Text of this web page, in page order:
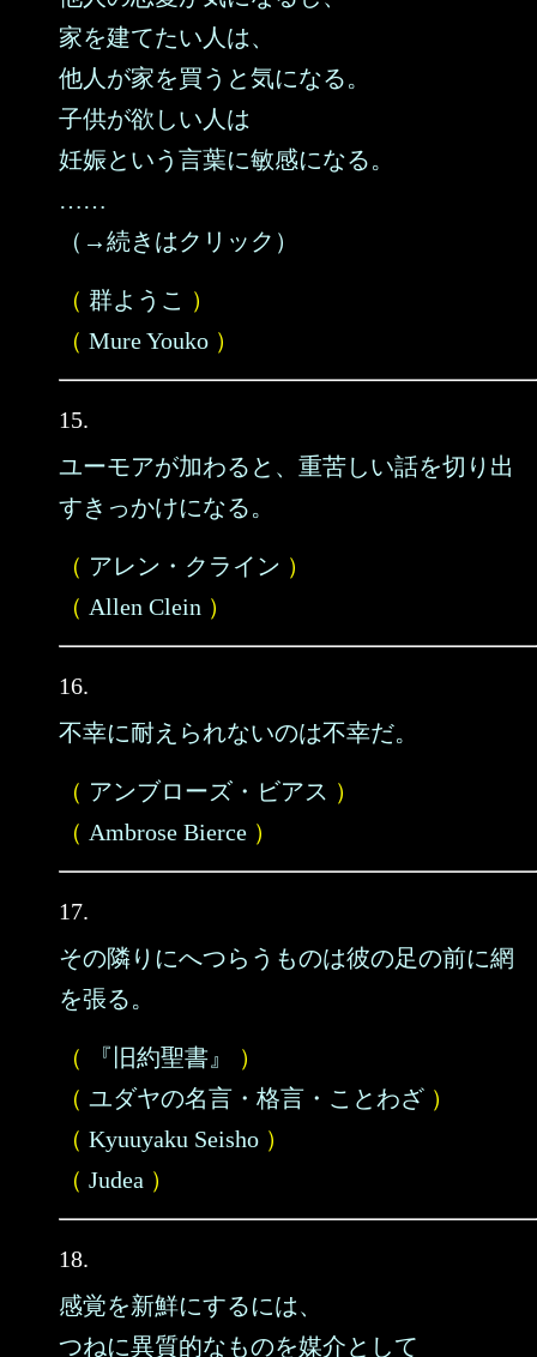
家を建てたい人は、
他人が家を買うと気になる。
子供が欲しい人は
妊娠という言葉に敏感になる。
……
（→続きはクリック）
（ 群ようこ ）
（ Mure Youko ）
15.
ユーモアが加わると、重苦しい話を切り出
すきっかけになる。
（ アレン・クライン ）
（ Allen Clein ）
16.
不幸に耐えられないのは不幸だ。
（ アンブローズ・ビアス ）
（ Ambrose Bierce ）
17.
その隣りにへつらうものは彼の足の前に網
を張る。
（ 『旧約聖書』
）
（ ユダヤの名言・格言・ことわざ ）
（ Kyuuyaku Seisho ）
（ Judea ）
18.
感覚を新鮮にするには、
つねに異質的なものを媒介として